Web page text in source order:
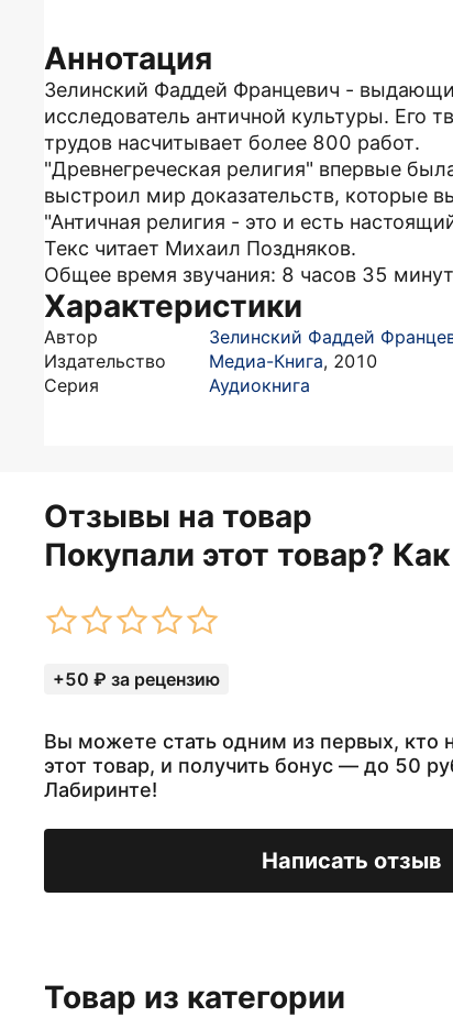
Аннотация
Зелинский Фаддей Францевич -
исследователь античной культуры. Его
трудов насчитывает более 800 работ.
"Древнегреческая религия" впервые
выстроил мир доказательств, которые
"Античная религия - это и есть
Текс читает Михаил Поздняков.
Общее время звучания: 8 часов 35
Характеристики
Автор
Зелинский Фаддей
Издательство
Медиа-Книга, 2010
Серия
Аудиокнига
Отзывы на товар
Покупали этот товар?
+50 ₽ за рецензию
Вы можете стать одним из первых, кто
этот товар, и получить бонус — до 50
Лабиринте!
Написать отзыв
Товар из категории